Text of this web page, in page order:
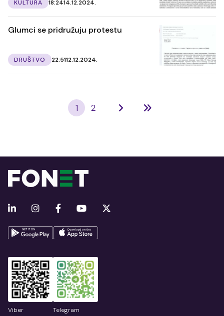
KULTURA 18:2414.12.2024.
Glumci se pridružuju protestu
DRUŠTVO 22:5112.12.2024.
1 2
Viber Telegram